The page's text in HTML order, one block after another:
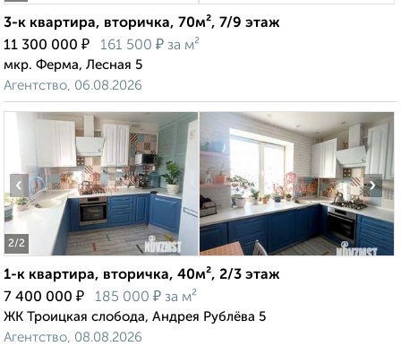
3-к квартира, вторичка, 70м², 7/9 этаж
11 300 000 ₽ 161 500 ₽ за м²
мкр. Ферма, Лесная 5
Агентство, 06.08.2026
2/2
‹ ›
1-к квартира, вторичка, 40м², 2/3 этаж
7 400 000 ₽ 185 000 ₽ за м²
ЖК Троицкая слобода, Андрея Рублёва 5
Агентство, 08.08.2026